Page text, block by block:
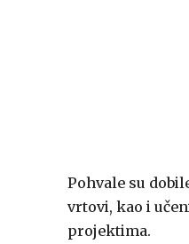
Pohvale su
vrtovi, kao i
projektima.